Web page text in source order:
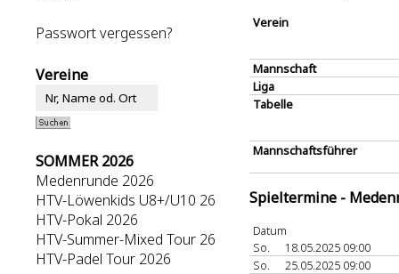
Passwort vergessen?
Vereine
SOMMER 2026
Medenrunde 2026
HTV-Löwenkids U8+/U10 26
HTV-Pokal 2026
HTV-Summer-Mixed Tour 26
HTV-Padel Tour 2026
Verein
Mannschaft
Liga
Tabelle
Mannschaftsführer
Spieltermine -
Datum
So.
18.05.2025 09:00
So.
25.05.2025 09:00